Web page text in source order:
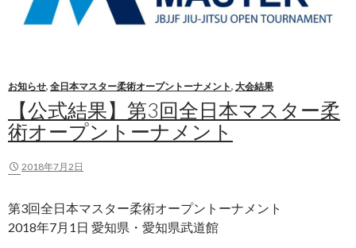
お知らせ, 全日本マスター柔術オープントーナメント, 大会結果
【公式結果】第3回全日本マスター柔
術オープントーナメント
2018年7月2日
第3回全日本マスター柔術オープントーナメント
2018年7月1日 愛知県・愛知県武道館